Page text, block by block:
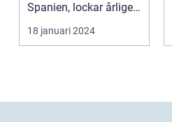
Spanien, lockar årligen
miljontals b...
18 januari 2024